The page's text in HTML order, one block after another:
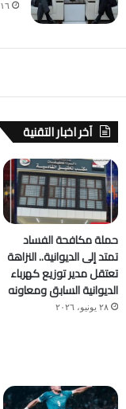
١٦ يونيو، ٢٠٢٠
آخر اخبار التقنية
حملة مكافحة الفساد
تمتد إلى الديوانية.. النزاهة
تعتقل مدير توزيع كهرباء
الديوانية السابق ومعاونه
٢٨ يونيو، ٢٠٢٦